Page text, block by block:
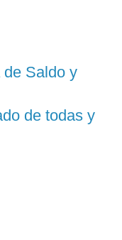
Saldo y
de todas y